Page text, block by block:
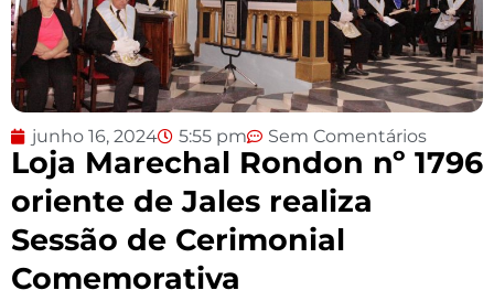
junho 16, 2024 5:55 pm Sem Comentários
Loja Marechal Rondon nº 1796
oriente de Jales realiza
Sessão de Cerimonial
Comemorativa